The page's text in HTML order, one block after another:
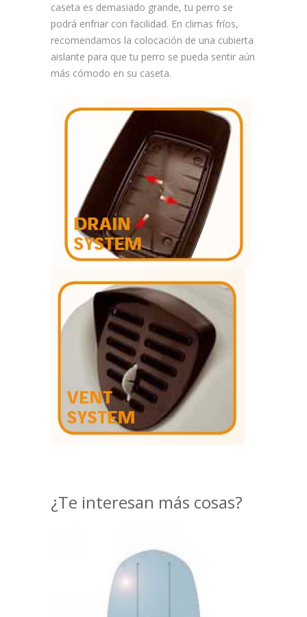
caseta es demasiado grande, tu perro se
podrá enfriar con facilidad. En climas fríos,
recomendamos la colocación de una cubierta
aislante para que tu perro se pueda sentir aún
más cómodo en su caseta.
¿Te interesan más cosas?